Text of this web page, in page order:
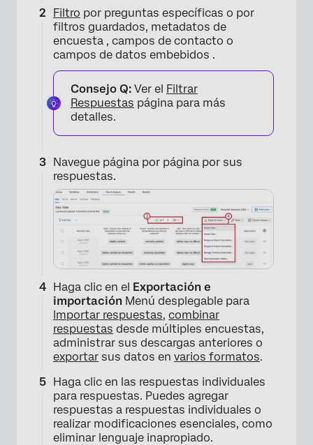
×
Filtro por preguntas específicas o por
filtros guardados, metadatos de
encuesta , campos de contacto o
campos de datos embebidos .
Consejo Q: Ver el Filtrar
Respuestas página para más
detalles.
Navegue página por página por sus
respuestas.
Haga clic en el Exportación e
importación Menú desplegable para
Importar respuestas, combinar
respuestas desde múltiples encuestas,
administrar sus descargas anteriores o
exportar sus datos en varios formatos.
Haga clic en las respuestas individuales
para respuestas. Puedes agregar
respuestas a respuestas individuales o
realizar modificaciones esenciales, como
eliminar lenguaje inapropiado.